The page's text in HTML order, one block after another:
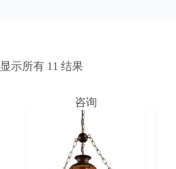
显示所有 11 结果
咨询